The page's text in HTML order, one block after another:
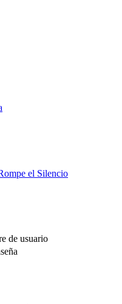
el Silencio
de usuario